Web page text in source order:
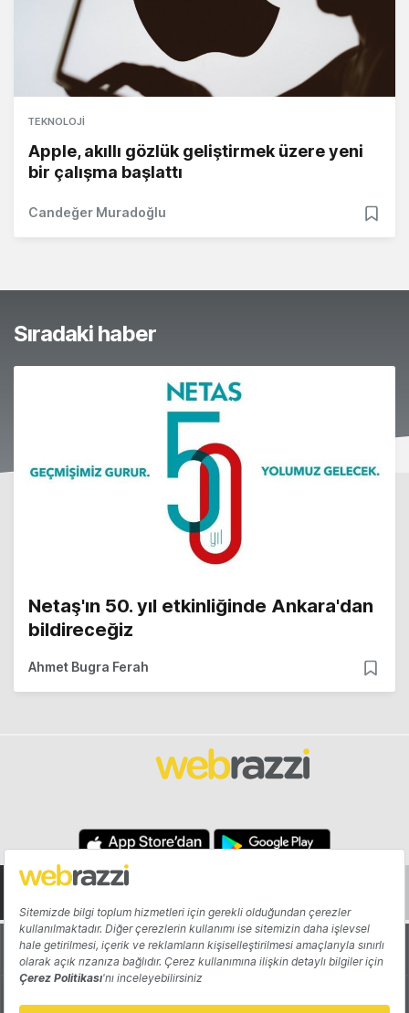
TEKNOLOJI
Apple, akıllı gözlük geliştirmek üzere yeni
bir çalışma başlattı
Candeğer Muradoğlu
Sıradaki haber
Netaş'ın 50. yıl etkinliğinde Ankara'dan
bildireceğiz
Ahmet Bugra Ferah
Hakkında Yazarlar
Katkıda Bulun Reklam